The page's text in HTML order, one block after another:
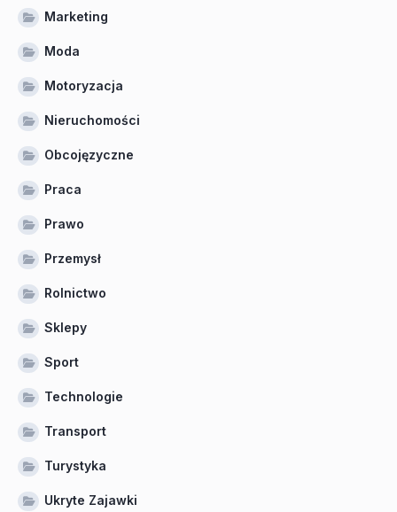
Marketing
Moda
Motoryzacja
Nieruchomości
Obcojęzyczne
Praca
Prawo
Przemysł
Rolnictwo
Sklepy
Sport
Technologie
Transport
Turystyka
Ukryte Zajawki